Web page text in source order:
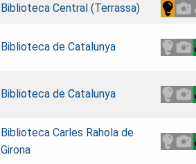
Biblioteca Central (Terrassa)
Biblioteca de Catalunya
Biblioteca de Catalunya
Biblioteca Carles Rahola de
Girona